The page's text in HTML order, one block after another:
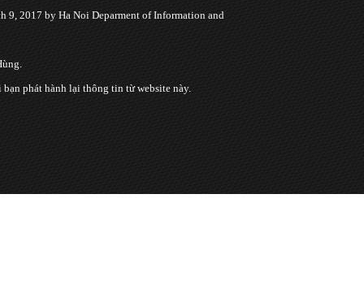
9, 2017 by Ha Noi Deparment of Information and
phát hành lại thông tin từ website này.